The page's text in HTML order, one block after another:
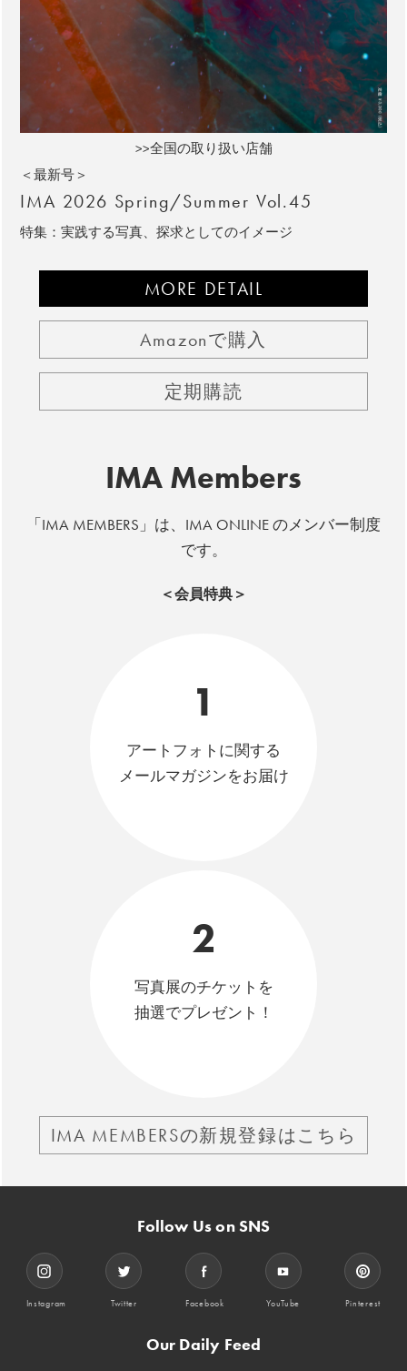
>>全国の取り扱い店舗
＜最新号＞
IMA 2026 Spring/Summer Vol.45
特集：実践する写真、探求としてのイメージ
MORE DETAIL
Amazonで購入
定期購読
IMA Members
「IMA MEMBERS」は、IMA ONLINE のメンバー制度
です。
＜会員特典＞
1
アートフォトに関する
メールマガジンをお届け
2
写真展のチケットを
抽選でプレゼント！
IMA MEMBERSの新規登録はこちら
Follow Us on SNS
Instagram Twitter Facebook YouTube Pinterest
Our Daily Feed